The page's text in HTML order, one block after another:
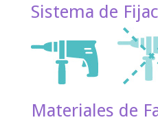
Sistema de
Materiales de